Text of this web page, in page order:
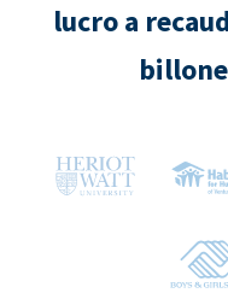
lucro a